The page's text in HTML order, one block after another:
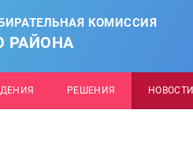
КОМИССИЯ
РАЙОНА
РЕШЕНИЯ НОВОСТИ